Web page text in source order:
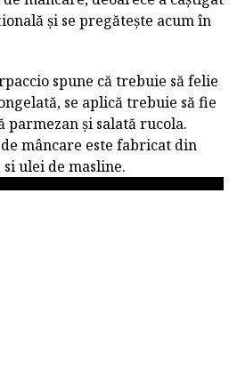
și se pregătește acum în
spune că trebuie să felie
se aplică trebuie să fie
parmezan și salată rucola.
mâncare este fabricat din
ulei de masline.